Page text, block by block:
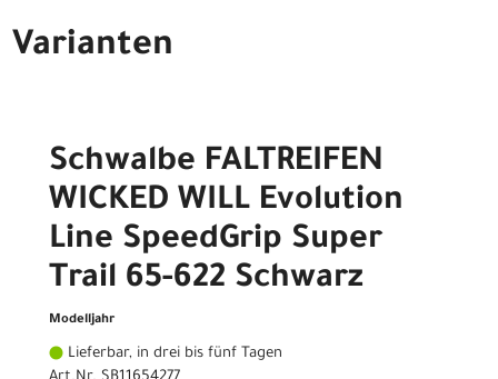
Varianten
Schwalbe FALTREIFEN
WICKED WILL Evolution
Line SpeedGrip Super
Trail 65-622 Schwarz
Modelljahr
Lieferbar, in drei bis fünf Tagen